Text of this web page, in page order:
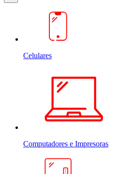
Celulares
Computadores e Impresoras